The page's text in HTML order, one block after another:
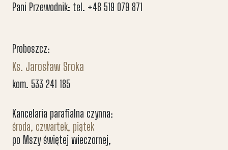
Pani Przewodnik: tel. +48 519 079 871
Proboszcz:
Ks. Jarosław Sroka
kom. 533 241 185
Kancelaria parafialna czynna:
środa, czwartek, piątek
po Mszy świętej wieczornej,